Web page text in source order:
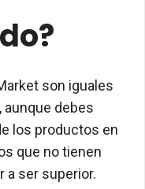
son iguales
debes
los productos en
que no tienen
a ser superior.